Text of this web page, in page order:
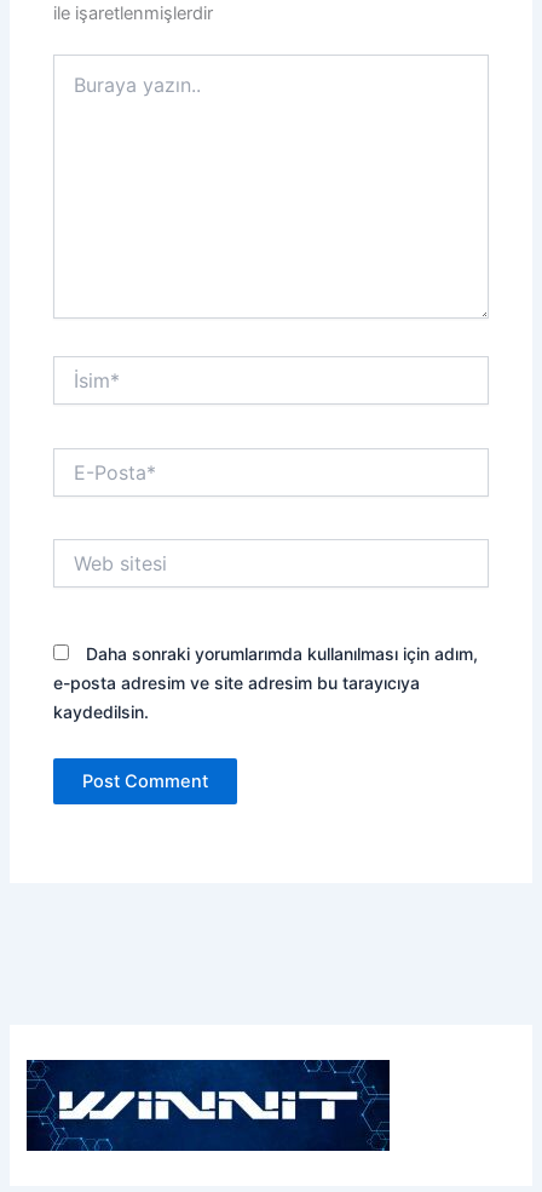
ile işaretlenmişlerdir
yazın..
İsim*
Posta*
sitesi
Daha sonraki yorumlarımda kullanılması için adım,
e-posta adresim ve site adresim bu tarayıcıya
kaydedilsin.